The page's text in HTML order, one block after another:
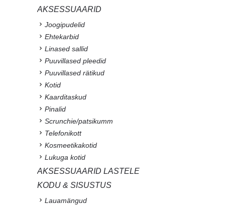
AKSESSUAARID
Joogipudelid
Ehtekarbid
Linased sallid
Puuvillased pleedid
Puuvillased rätikud
Kotid
Kaarditaskud
Pinalid
Scrunchie/patsikumm
Telefonikott
Kosmeetikakotid
Lukuga kotid
AKSESSUAARID LASTELE
KODU & SISUSTUS
Lauamängud